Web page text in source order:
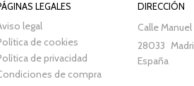
LEGALES
legal
de cookies
de privacidad
de compra
DIRECCIÓN
Calle Manuel
28033
España